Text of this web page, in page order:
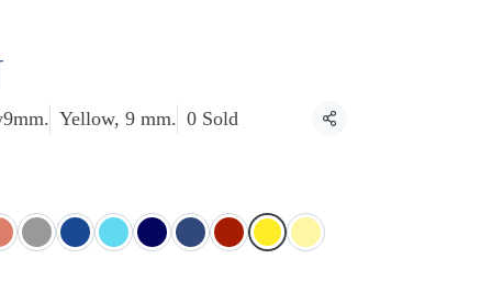
Yellow, 9 mm. 0 Sold
Share